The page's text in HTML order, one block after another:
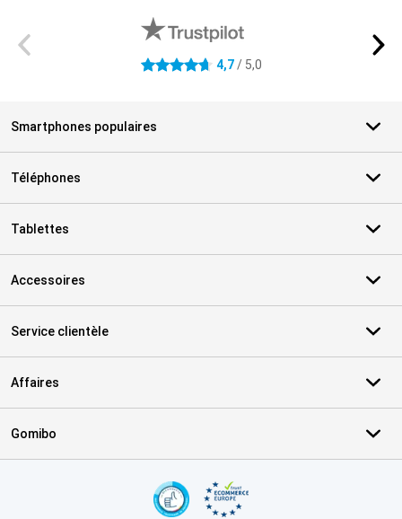
4.7 étoiles 4,7/ 5,0
Smartphones populaires
Téléphones
Tablettes
Accessoires
Service clientèle
Affaires
Gomibo